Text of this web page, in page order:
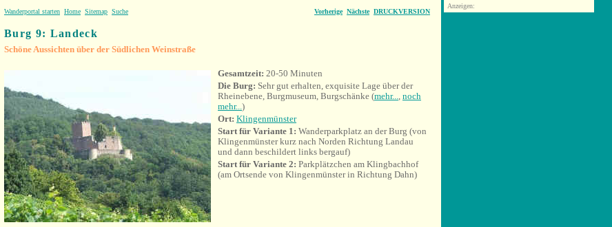
Wanderportal starten Home Sitemap Suche Vorherige Nächste DRUCKVERSION
Burg 9: Landeck
Schöne Aussichten über der Südlichen Weinstraße
Gesamtzeit: 20-50 Minuten
Die Burg: Sehr gut erhalten, exquisite Lage über der
Rheinebene, Burgmuseum, Burgschänke (mehr..., noch
mehr...)
Ort: Klingenmünster
Start für Variante 1: Wanderparkplatz an der Burg (von
Klingenmünster kurz nach Norden Richtung Landau
und dann beschildert links bergauf)
Start für Variante 2: Parkplätzchen am Klingbachhof
(am Ortsende von Klingenmünster in Richtung Dahn)
Anzeigen: